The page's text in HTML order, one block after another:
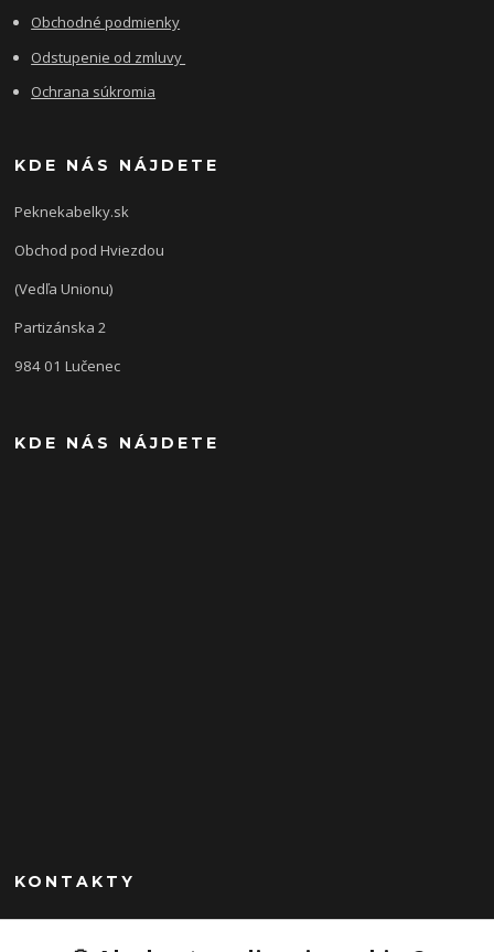
Obchodné podmienky
Odstupenie od zmluvy
Ochrana súkromia
KDE NÁS NÁJDETE
Peknekabelky.sk
Obchod pod Hviezdou
(Vedľa Unionu)
Partizánska 2
984 01 Lučenec
KDE NÁS NÁJDETE
KONTAKTY